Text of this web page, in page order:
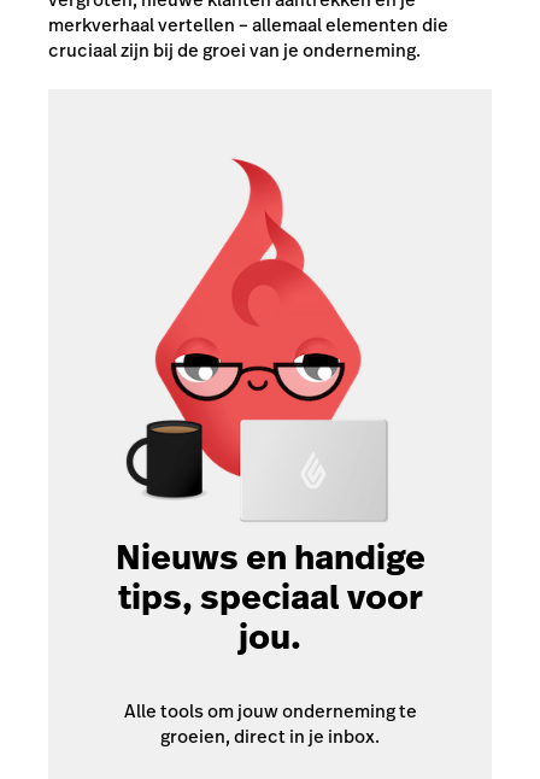
merkverhaal vertellen – allemaal elementen die
cruciaal zijn bij de groei van je onderneming.
Nieuws en handige
tips, speciaal voor
jou.
Alle tools om jouw onderneming te
groeien, direct in je inbox.